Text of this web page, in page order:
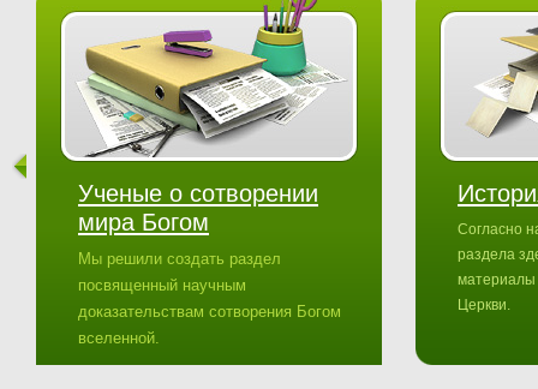
Ученые о сотворении
мира Богом
Мы решили создать раздел
посвященный научным
доказательствам сотворения Богом
вселенной.
Согласно
раздела
Церкви.